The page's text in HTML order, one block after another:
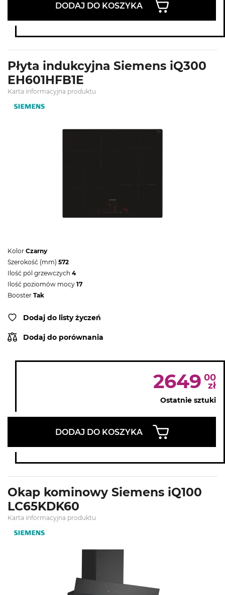
DODAJ DO KOSZYKA
Płyta indukcyjna Siemens iQ300
EH601HFB1E
Karta informacyjna produktu
Kolor Czarny
Szerokość (mm) 572
Ilość pól grzewczych 4
Ilość poziomów mocy 17
Booster Tak
Dodaj do listy życzeń
Dodaj do porównania
2649 00
zł
Ostatnie sztuki
DODAJ DO KOSZYKA
Okap kominowy Siemens iQ100
LC65KDK60
Karta informacyjna produktu